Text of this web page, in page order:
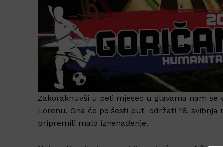
Zakoraknuvši u peti mjesec u glavama nam se
Lorenu. Ona će po šesti put održati 18. svibnja
pripremili malo iznenađenje.